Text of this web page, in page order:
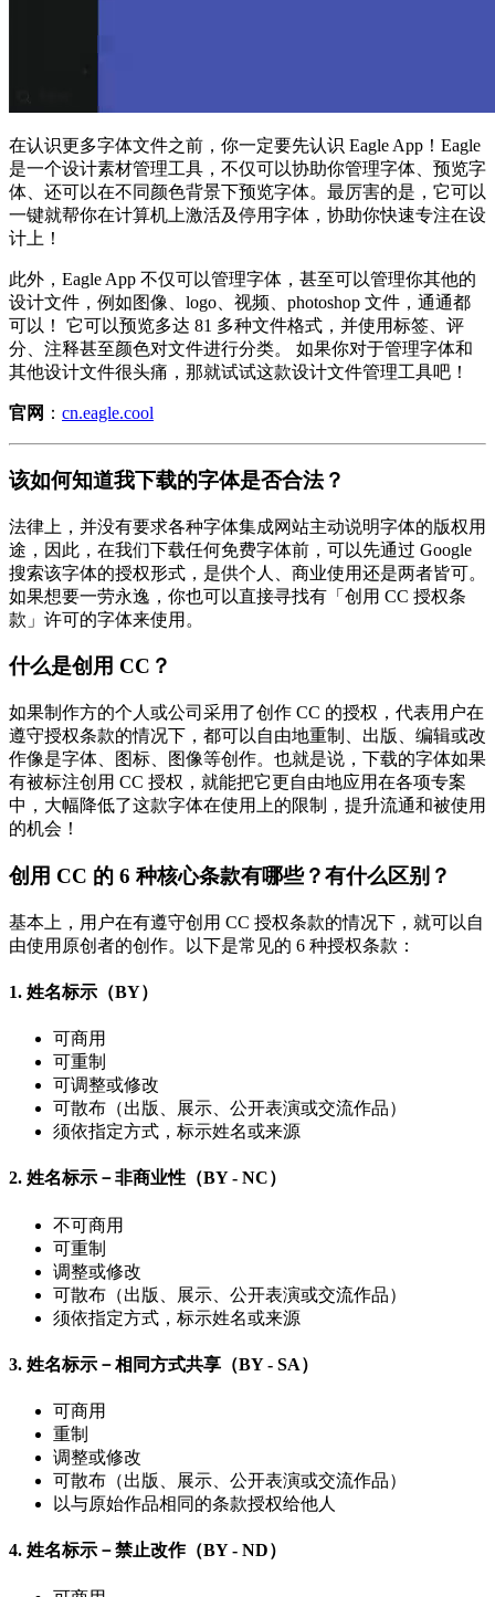
在认识更多字体文件之前，你一定要先认识 Eagle App！Eagle
是一个设计素材管理工具，不仅可以协助你管理字体、预览字
体、还可以在不同颜色背景下预览字体。最厉害的是，它可以
一键就帮你在计算机上激活及停用字体，协助你快速专注在设
计上！
此外，Eagle App 不仅可以管理字体，甚至可以管理你其他的
设计文件，例如图像、logo、视频、photoshop 文件，通通都
可以！ 它可以预览多达 81 多种文件格式，并使用标签、评
分、注释甚至颜色对文件进行分类。 如果你对于管理字体和
其他设计文件很头痛，那就试试这款设计文件管理工具吧！
官网 ： cn.eagle.cool
该如何知道我下载的字体是否合法？
法律上，并没有要求各种字体集成网站主动说明字体的版权用
途，因此，在我们下载任何免费字体前，可以先通过 Google
搜索该字体的授权形式，是供个人、商业使用还是两者皆可。
如果想要一劳永逸，你也可以直接寻找有「创用 CC 授权条
款」许可的字体来使用。
什么是创用 CC？
如果制作方的个人或公司采用了创作 CC 的授权，代表用户在
遵守授权条款的情况下，都可以自由地重制、出版、编辑或改
作像是字体、图标、图像等创作。也就是说，下载的字体如果
有被标注创用 CC 授权，就能把它更自由地应用在各项专案
中，大幅降低了这款字体在使用上的限制，提升流通和被使用
的机会！
创用 CC 的 6 种核心条款有哪些？有什么区别？
基本上，用户在有遵守创用 CC 授权条款的情况下，就可以自
由使用原创者的创作。以下是常见的 6 种授权条款：
1. 姓名标示（BY）
可商用
可重制
可调整或修改
可散布（出版、展示、公开表演或交流作品）
须依指定方式，标示姓名或来源
2. 姓名标示－非商业性（BY - NC）
不可商用
可重制
调整或修改
可散布（出版、展示、公开表演或交流作品）
须依指定方式，标示姓名或来源
3. 姓名标示－相同方式共享（BY - SA）
可商用
重制
调整或修改
可散布（出版、展示、公开表演或交流作品）
以与原始作品相同的条款授权给他人
4. 姓名标示－禁止改作（BY - ND）